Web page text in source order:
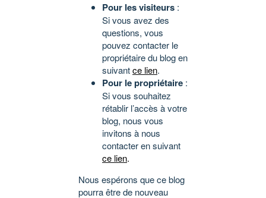
Pour les visiteurs :
Si vous avez des
questions, vous
pouvez contacter le
propriétaire du blog en
suivantce lien.
Pour le propriétaire :
Si vous souhaitez
rétablir l’accès à votre
blog, nous vous
invitons à nous
contacter en suivant
ce lien.
Nous espérons que ce blog
pourra être de nouveau